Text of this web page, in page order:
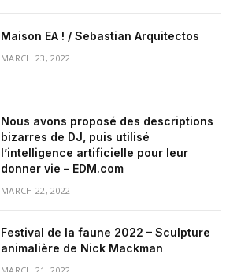
Maison EA ! / Sebastian Arquitectos
MARCH 23, 2022
Nous avons proposé des descriptions
bizarres de DJ, puis utilisé
l’intelligence artificielle pour leur
donner vie – EDM.com
MARCH 22, 2022
Festival de la faune 2022 – Sculpture
animalière de Nick Mackman